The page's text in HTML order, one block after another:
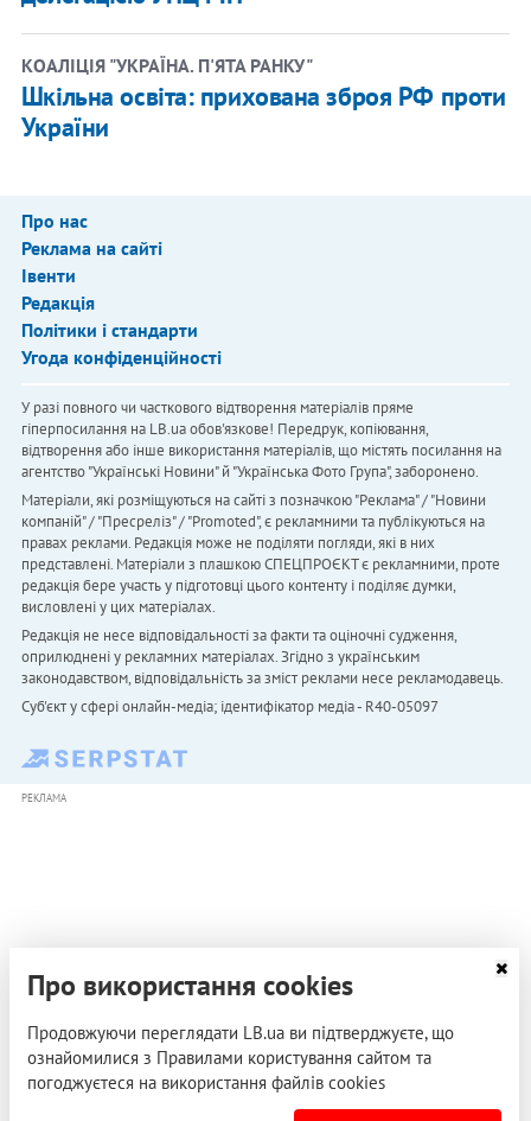
КОАЛІЦІЯ "УКРАЇНА. П'ЯТА РАНКУ"
Шкільна освіта: прихована зброя РФ проти
України
Про нас
Реклама на сайті
Івенти
Редакція
Політики і стандарти
Угода конфіденційності
У разі повного чи часткового відтворення матеріалів пряме
гіперпосилання на LB.ua обов'язкове! Передрук, копіювання,
відтворення або інше використання матеріалів, що містять посилання на
агентство "Українськi Новини" й "Українська Фото Група", заборонено.
Матеріали, які розміщуються на сайті з позначкою "Реклама" / "Новини
компаній" / "Пресреліз" / "Promoted", є рекламними та публікуються на
правах реклами. Редакція може не поділяти погляди, які в них
представлені. Матеріали з плашкою СПЕЦПРОЄКТ є рекламними, проте
редакція бере участь у підготовці цього контенту і поділяє думки,
висловлені у цих матеріалах.
Редакція не несе відповідальності за факти та оціночні судження,
оприлюднені у рекламних матеріалах. Згідно з українським
законодавством, відповідальність за зміст реклами несе рекламодавець.
Cуб'єкт у сфері онлайн-медіа; ідентифікатор медіа - R40-05097
РЕКЛАМА
Про використання cookies
Продовжуючи переглядати LB.ua ви підтверджуєте, що
ознайомилися з Правилами користування сайтом та
погоджуєтеся на використання файлів cookies